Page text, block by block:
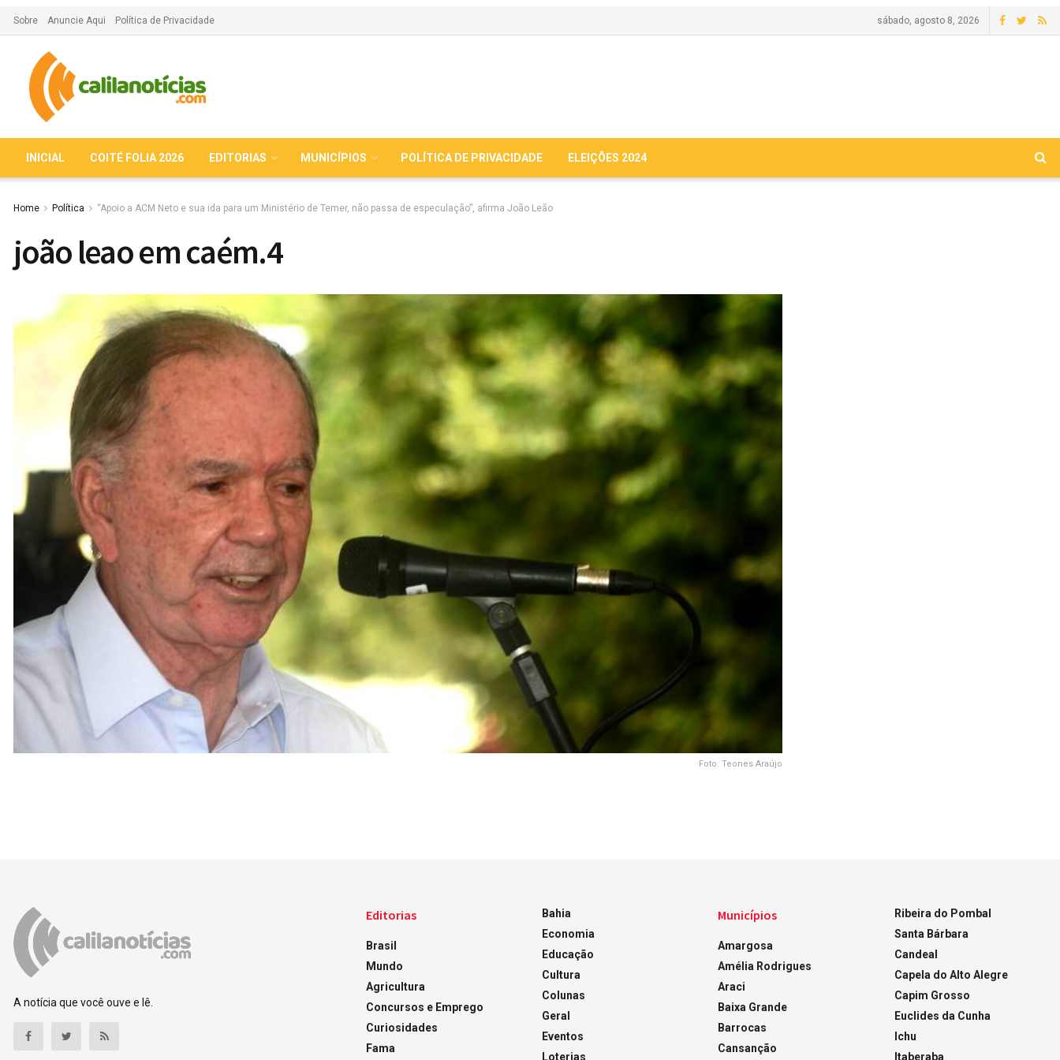
Sobre Anuncie Aqui Política de Privacidade sábado, agosto 8, 2026
INICIAL COITÉ FOLIA 2026 EDITORIAS MUNICÍPIOS POLÍTICA DE PRIVACIDADE ELEIÇÕES 2024
Home Política “Apoio a ACM Neto e sua ida para um Ministério de Temer, não passa de especulação”, afirma João Leão
joão leao em caém.4
Foto: Teones Araújo
A notícia que você ouve e lê.
Editorias
Brasil
Mundo
Agricultura
Concursos e Emprego
Curiosidades
Fama
Bahia
Economia
Educação
Cultura
Colunas
Geral
Eventos
Loterias
Municípios
Amargosa
Amélia Rodrigues
Araci
Baixa Grande
Barrocas
Cansanção
Ribeira do Pombal
Santa Bárbara
Candeal
Capela do Alto Alegre
Capim Grosso
Euclides da Cunha
Ichu
Itaberaba